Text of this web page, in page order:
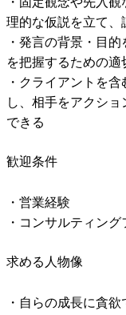
理的な仮説を立て、
・発言の背景・目
を把握するための
・クライアントを
し、相手をアクシ
できる
歓迎条件
・営業経験
・コンサルティン
求める人物像
・自らの成長に貪